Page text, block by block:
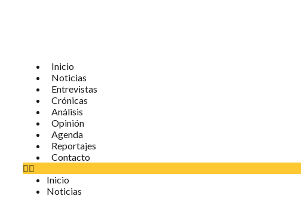
Inicio
Noticias
Entrevistas
Crónicas
Análisis
Opinión
Agenda
Reportajes
Contacto
Inicio
Noticias